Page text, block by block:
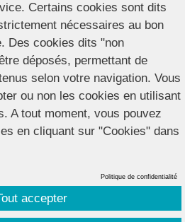
Kennedy
Carabacel
|Mentions légales|Cookies|
Certains cookies sont dits
nécessaires au bon
Des cookies dits "non
déposés, permettant de
selon votre navigation. Vous
ou non les cookies en utilisant
A tout moment, vous pouvez
en cliquant sur "Cookies" dans
accepter
Politique de confidentialité